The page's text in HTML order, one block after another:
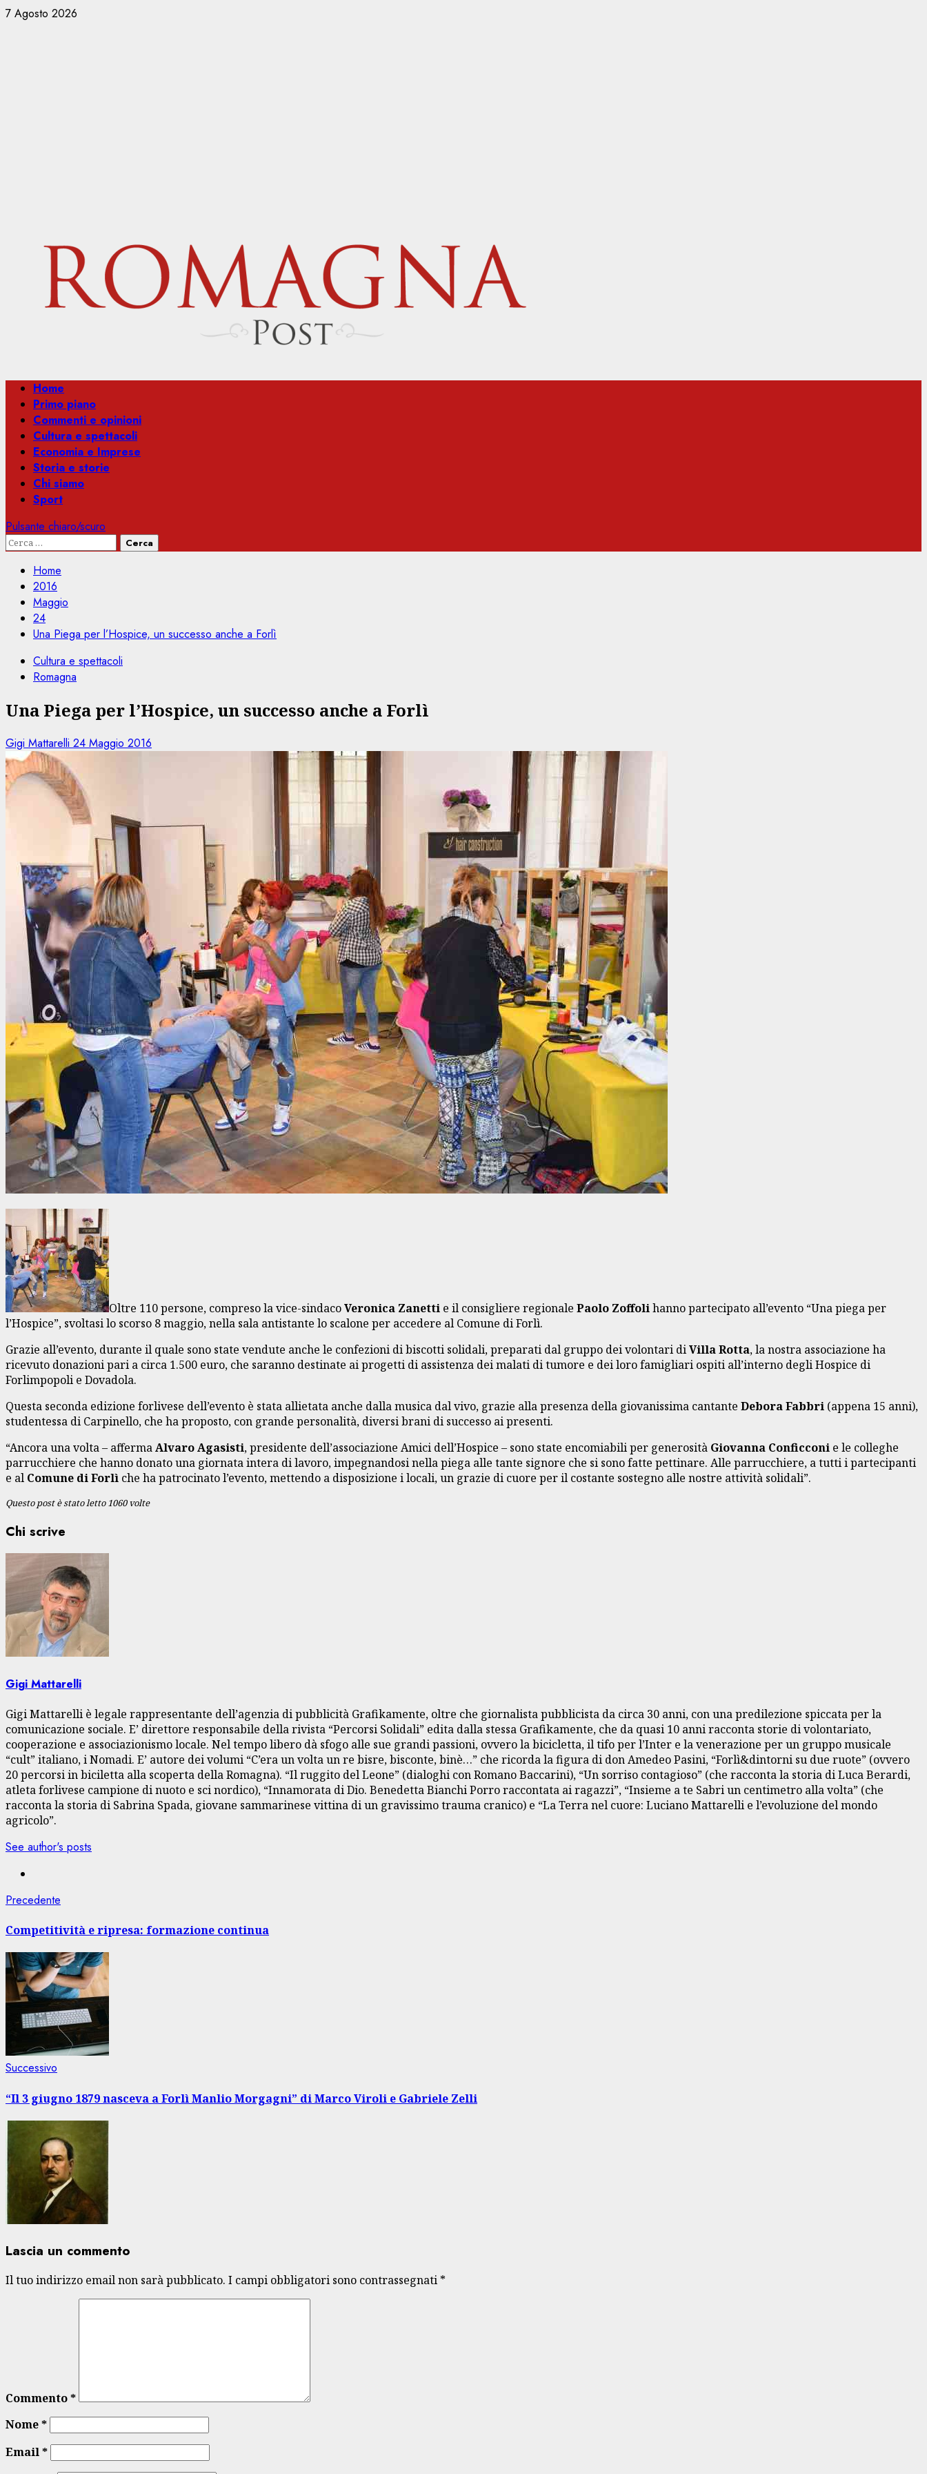
Vai
7 Agosto 2026
Menu
principale
Home
Primo piano
Commenti e opinioni
Cultura e spettacoli
Economia e Imprese
Storia e storie
Chi siamo
Sport
Pulsante chiaro/scuro
Ricerca
Home
2016
Maggio
24
Una Piega per l’Hospice, un successo anche a Forlì
Cultura e spettacoli
Romagna
Una Piega per l’Hospice, un successo anche a Forlì
Gigi Mattarelli 24 Maggio 2016
Oltre 110 persone, compreso la vice-sindacoVeronica Zanetti e il consigliere regionale Paolo Zoffolihanno partecipato all’evento “Una piega per
l’Hospice”, svoltasi lo scorso 8 maggio, nella sala antistante lo scalone per accedere al Comune di Forlì.
Grazie all’evento, durante il quale sono state vendute anche le confezioni di biscotti solidali, preparati dal gruppo dei volontari diVilla Rotta, la nostra associazione ha
ricevuto donazioni pari a circa 1.500 euro, che saranno destinate ai progetti di assistenza dei malati di tumore e dei loro famigliari ospiti all’interno degli Hospice di
Forlimpopoli e Dovadola.
Questa seconda edizione forlivese dell’evento è stata allietata anche dalla musica dal vivo, grazie alla presenza della giovanissima cantante Debora Fabbri (appena 15 anni),
studentessa di Carpinello, che ha proposto, con grande personalità, diversi brani di successo ai presenti.
“Ancora una volta – affermaAlvaro Agasisti, presidente dell’associazione Amici dell’Hospice – sono state encomiabili per generosità Giovanna Conficconi e le colleghe
parrucchiere che hanno donato una giornata intera di lavoro, impegnandosi nella piega alle tante signore che si sono fatte pettinare. Alle parrucchiere, a tutti i partecipanti
e al Comune di Forlì che ha patrocinato l’evento, mettendo a disposizione i locali, un grazie di cuore per il costante sostegno alle nostre attività solidali”.
Questo post è stato letto 1060 volte
Chi scrive
Gigi Mattarelli
Gigi Mattarelli è legale rappresentante dell’agenzia di pubblicità Grafikamente, oltre che giornalista pubblicista da circa 30 anni, con una predilezione spiccata per la
comunicazione sociale. E’ direttore responsabile della rivista “Percorsi Solidali” edita dalla stessa Grafikamente, che da quasi 10 anni racconta storie di volontariato,
cooperazione e associazionismo locale. Nel tempo libero dà sfogo alle sue grandi passioni, ovvero la bicicletta, il tifo per l’Inter e la venerazione per un gruppo musicale
“cult” italiano, i Nomadi. E’ autore dei volumi “C’era un volta un re bisre, bisconte, binè…” che ricorda la figura di don Amedeo Pasini, “Forlì&dintorni su due ruote” (ovvero
20 percorsi in biciletta alla scoperta della Romagna). “Il ruggito del Leone” (dialoghi con Romano Baccarini), “Un sorriso contagioso” (che racconta la storia di Luca Berardi,
atleta forlivese campione di nuoto e sci nordico), “Innamorata di Dio. Benedetta Bianchi Porro raccontata ai ragazzi”, “Insieme a te Sabri un centimetro alla volta” (che
racconta la storia di Sabrina Spada, giovane sammarinese vittina di un gravissimo trauma cranico) e “La Terra nel cuore: Luciano Mattarelli e l’evoluzione del mondo
agricolo”.
See author's posts
Navigazione
articolo
Precedente
Competitività e ripresa: formazione continua
Successivo
“Il 3 giugno 1879 nasceva a Forlì Manlio Morgagni” di Marco Viroli e Gabriele Zelli
Lascia un commento
Il tuo indirizzo email non sarà pubblicato. I campi obbligatori sono contrassegnati *
Commento*
Nome*
Email*